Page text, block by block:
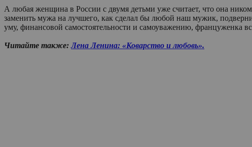
А любая женщина в России с двумя детьми уже считает, что она
заменить мужа на лучшего, как сделал бы любой наш мужик,
уму, финансовой самостоятельности и самоуважению, француженка
Читайте также:Лена Ленина: «Коварство и любовь».